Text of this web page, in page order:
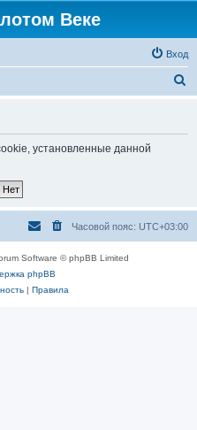
Веке
Вход
установленные данной
Часовой пояс: UTC+03:00
Software © phpBB Limited
phpBB
| Правила